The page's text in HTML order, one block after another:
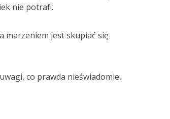
nie potrafi.
marzeniem jest skupiać się
co prawda nieświadomie,